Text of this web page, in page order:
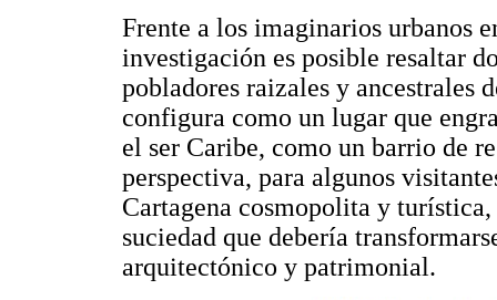
Frente a los imaginarios urbanos
investigación es posible resaltar
pobladores raizales y ancestrales
configura como un lugar que
el ser Caribe, como un barrio de
perspectiva, para algunos
Cartagena cosmopolita y
suciedad que debería
arquitectónico y patrimonial.